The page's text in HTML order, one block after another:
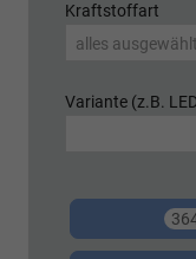
Kraftstoffart
alles ausgewählt
Variante (z.B.